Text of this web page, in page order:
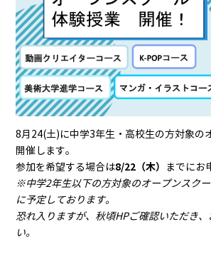
8月24(土)に中学3年生・高校生の方対象の
開催します。
参加を希望する場合は8/22（木）
までにお
※中学2年生以下の方対象のオープンスク
に予定しております。
恐れ入りますが、秋頃HPご確認いただき
い。